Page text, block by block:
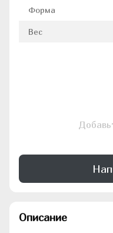
Форма
Вес
Описание